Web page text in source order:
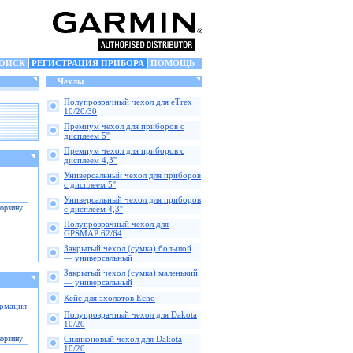
РЕГИСТРАЦИЯ ПРИБОРА
ПОМОЩЬ
Чехлы
Полупрозрачный чехол для eTrex
10/20/30
Премиум чехол для приборов с
дисплеем 5''
Премиум чехол для приборов с
дисплеем 4,3''
Универсальный чехол для приборов
с дисплеем 5''
Универсальный чехол для приборов
с дисплеем 4,3''
Полупрозрачный чехол для
GPSMAP 62/64
Закрытый чехол (сумка) большой
— универсальный
Закрытый чехол (сумка) маленький
— универсальный
Кейс для эхолотов Echo
Полупрозрачный чехол для Dakota
10/20
Силиконовый чехол для Dakota
10/20